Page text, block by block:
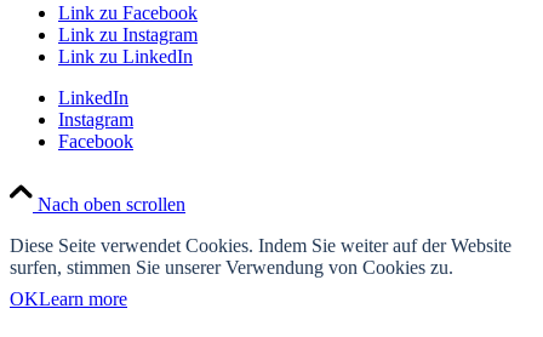
Link zu Facebook
Link zu Instagram
Link zu LinkedIn
LinkedIn
Instagram
Facebook
Nach oben scrollen
Diese Seite verwendet Cookies. Indem Sie weiter auf der Website
surfen, stimmen Sie unserer Verwendung von Cookies zu.
OKLearn more